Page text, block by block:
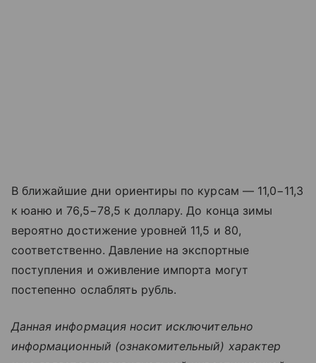
В ближайшие дни ориентиры по курсам — 11,0−11,3
к юаню и 76,5−78,5 к доллару. До конца зимы
вероятно достижение уровней 11,5 и 80,
соответственно. Давление на экспортные
поступления и оживление импорта могут
постепенно ослаблять рубль.
Данная информация носит исключительно
информационный (ознакомительный) характер